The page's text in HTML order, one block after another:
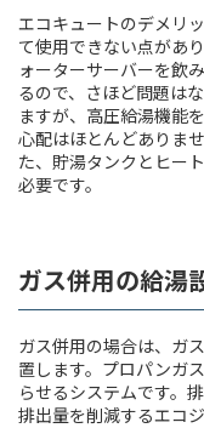
エコキュートのデメリ
て使用できない点があ
ォーターサーバーを飲
るので、さほど問題は
ますが、高圧給湯機能
心配はほとんどありま
た、貯湯タンクとヒー
必要です。
ガス併用の給湯
ガス併用の場合は、ガ
置します。プロパンガ
らせるシステムです。
排出量を削減するエコ